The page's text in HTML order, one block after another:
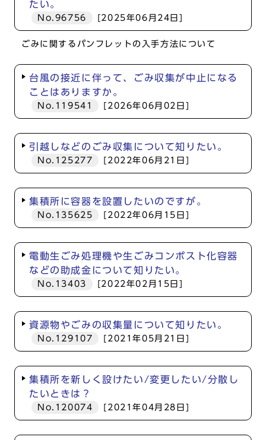
たい。
No.96756 [2025年06月24日]
ごみに関するパンフレットの入手方法について
台風の接近に伴って、ごみ収集が中止になる
ことはありますか。
No.119541 [2026年06月02日]
引越しなどのごみ収集について知りたい。
No.125277 [2022年06月21日]
集積所に容器を設置したいのですが。
No.135625 [2022年06月15日]
電動生ごみ処理機や生ごみコンポスト化容器
などの助成金について知りたい。
No.13403 [2022年02月15日]
資源物やごみの収集量について知りたい。
No.129107 [2021年05月21日]
集積所を新しく設けたい/変更したい/分散し
たいときは？
No.120074 [2021年04月28日]